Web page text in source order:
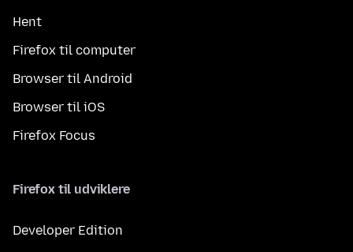
Hent
Firefox til computer
Browser til Android
Browser til iOS
Firefox Focus
Firefox til udviklere
Developer Edition